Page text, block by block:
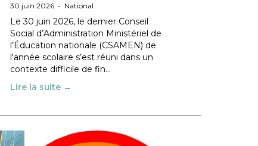
30 juin 2026 - National
Le 30 juin 2026, le dernier Conseil
Social d’Administration Ministériel de
l’Éducation nationale (CSAMEN) de
l'année scolaire s’est réuni dans un
contexte difficile de fin…
Lire la suite →